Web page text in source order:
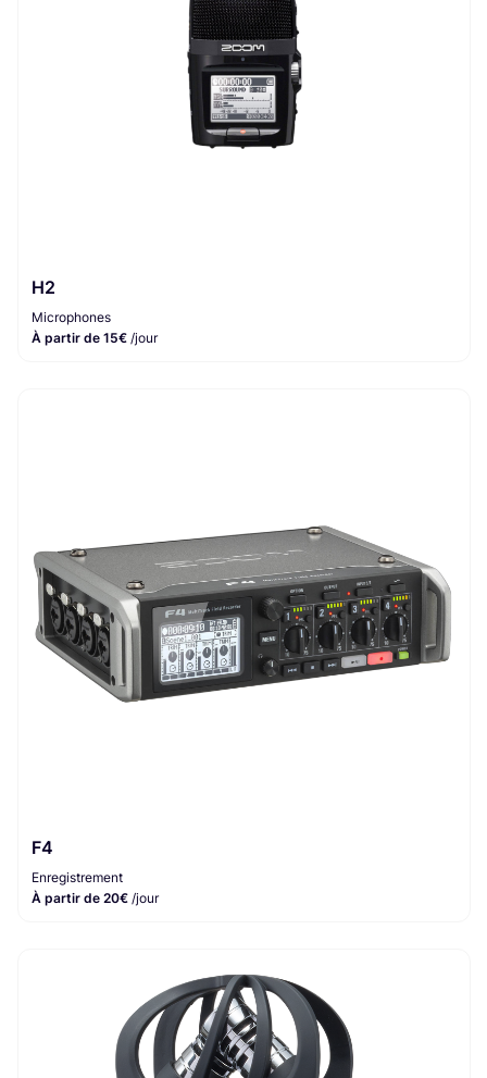
H2
Microphones
À partir de 15€ /jour
F4
Enregistrement
À partir de 20€ /jour